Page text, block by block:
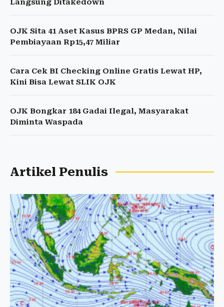
Langsung Ditakedown
OJK Sita 41 Aset Kasus BPRS GP Medan, Nilai
Pembiayaan Rp15,47 Miliar
Cara Cek BI Checking Online Gratis Lewat HP,
Kini Bisa Lewat SLIK OJK
OJK Bongkar 184 Gadai Ilegal, Masyarakat
Diminta Waspada
Artikel Penulis